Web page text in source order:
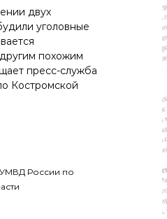
и
,
п
о
л
э
к
двух
уголовные
похожим
пресс-служба
Костромской
УМВД России по